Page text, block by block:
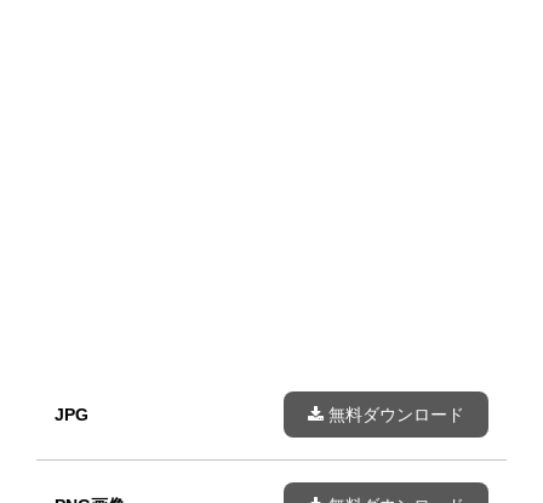
JPG 無料ダウンロード